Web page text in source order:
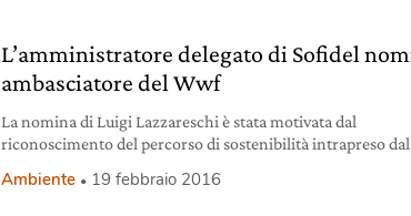
L’amministratore delegato di Sofidel
ambasciatore del Wwf
La nomina di Luigi Lazzareschi è stata motivata dal
riconoscimento del percorso di sostenibilità intrapreso dal
Ambiente 19 febbraio 2016